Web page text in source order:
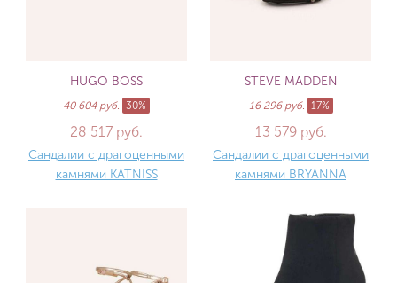
HUGO BOSS
40 604 руб. 30%
28 517 руб.
Сандалии с драгоценными
камнями KATNISS
STEVE MADDEN
16 296 руб. 17%
13 579 руб.
Сандалии с драгоценными
камнями BRYANNA